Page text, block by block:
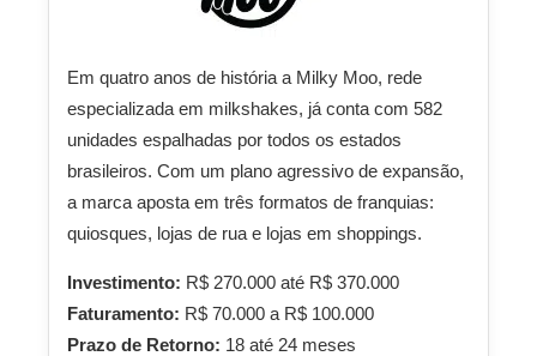
Em quatro anos de história a Milky Moo, rede
especializada em milkshakes, já conta com 582
unidades espalhadas por todos os estados
brasileiros. Com um plano agressivo de expansão,
a marca aposta em três formatos de franquias:
quiosques, lojas de rua e lojas em shoppings.
Investimento: R$ 270.000 até R$ 370.000
Faturamento: R$ 70.000 a R$ 100.000
Prazo de Retorno: 18 até 24 meses